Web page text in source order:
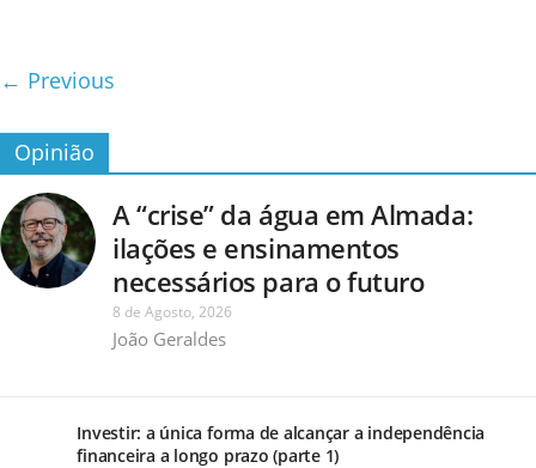
← Previous
Opinião
A “crise” da água em Almada:
ilações e ensinamentos
necessários para o futuro
8 de Agosto, 2026
João Geraldes
Investir: a única forma de alcançar a independência
financeira a longo prazo (parte 1)